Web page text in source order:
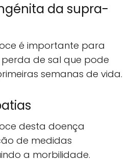
da supra-
é importante para
de sal que pode
semanas de vida.
desta doença
de medidas
a morbilidade.